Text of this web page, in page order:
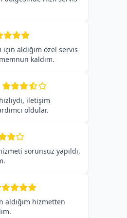
için aldığım özel servis
kaldım.
iletişim
oldular.
sorunsuz yapıldı,
aldığım hizmetten